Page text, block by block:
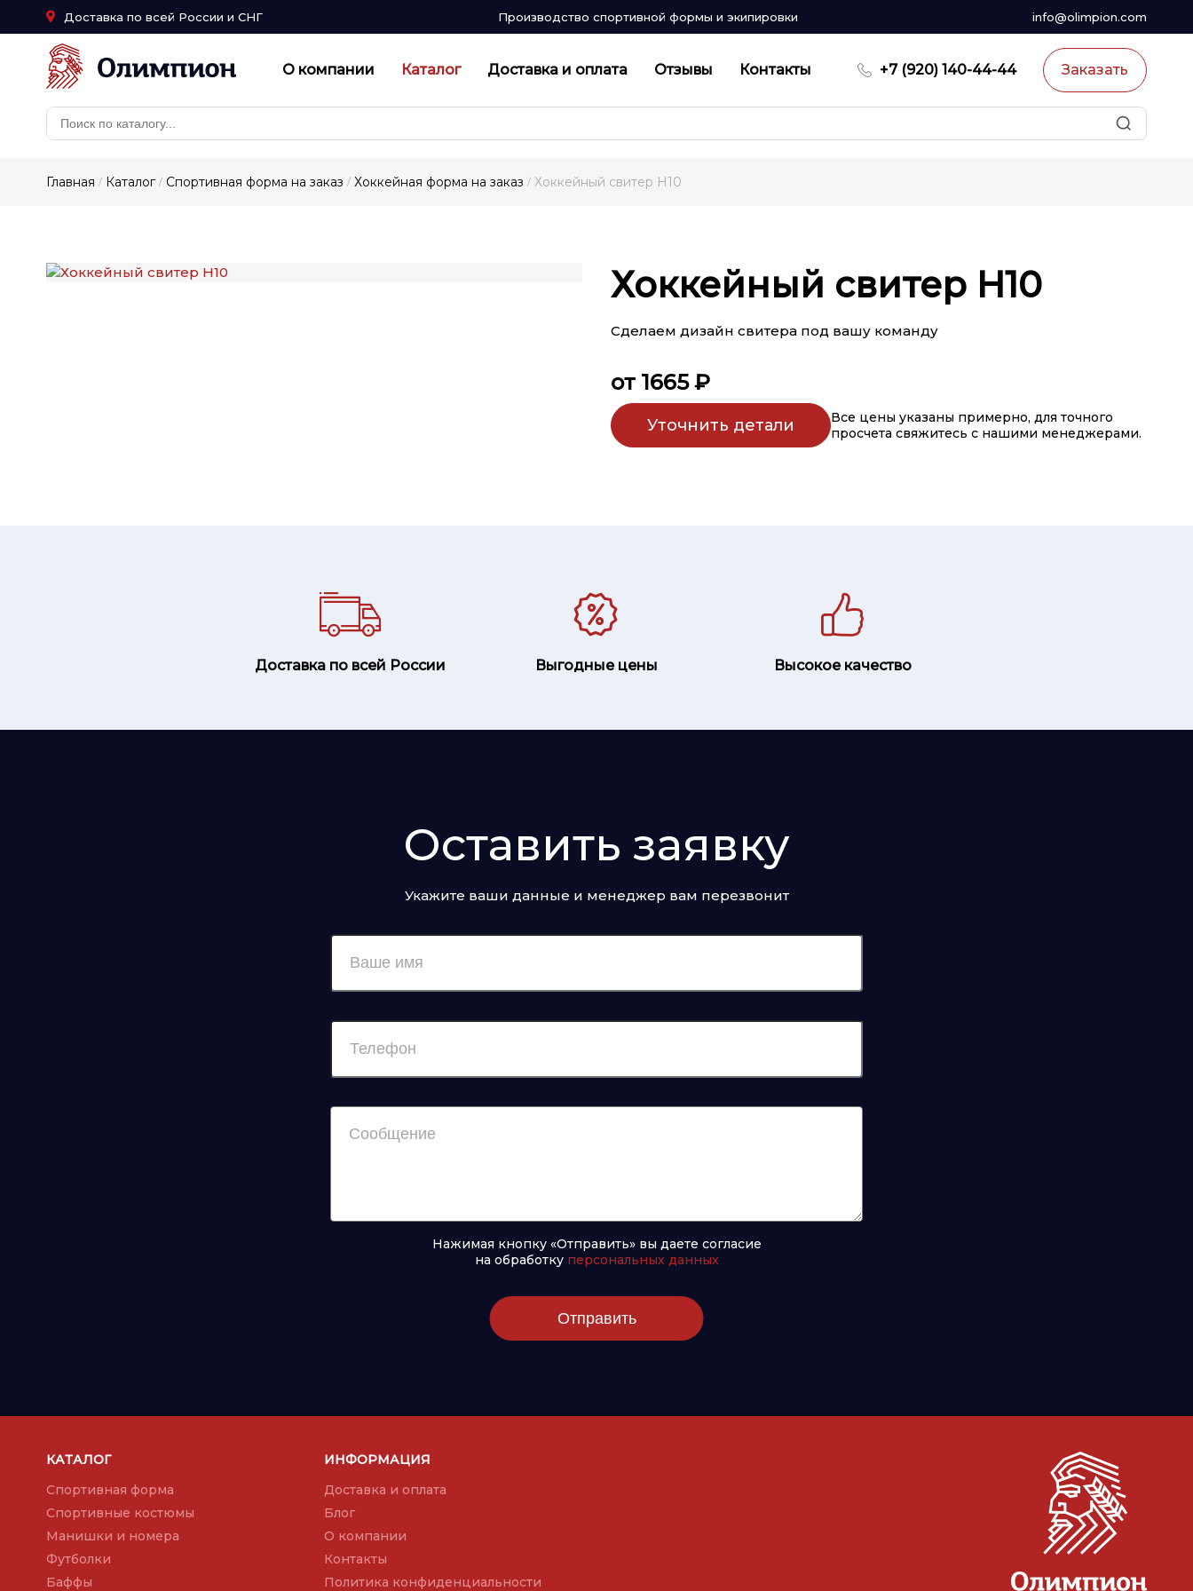
Доставка по всей России и СНГ Производство спортивной формы и экипировки info@olimpion.com
О компании Каталог Доставка и оплата Отзывы Контакты +7 (920) 140-44-44 Заказать
Главная / Каталог / Спортивная форма на заказ / Хоккейная форма на заказ / Хоккейный свитер H10
Хоккейный свитер H10
Сделаем дизайн свитера под вашу команду
от 1665 ₽
Уточнить детали
Все цены указаны примерно, для точного
просчета свяжитесь с нашими менеджерами.
Доставка по всей России Выгодные цены Высокое качество
Оставить заявку
Укажите ваши данные и менеджер вам перезвонит
Нажимая кнопку «Отправить» вы даете согласие
на обработку персональных данных
Отправить
КАТАЛОГ
Спортивная форма
Спортивные костюмы
Манишки и номера
Футболки
Баффы
ИНФОРМАЦИЯ
Доставка и оплата
Блог
О компании
Контакты
Политика конфиденциальности